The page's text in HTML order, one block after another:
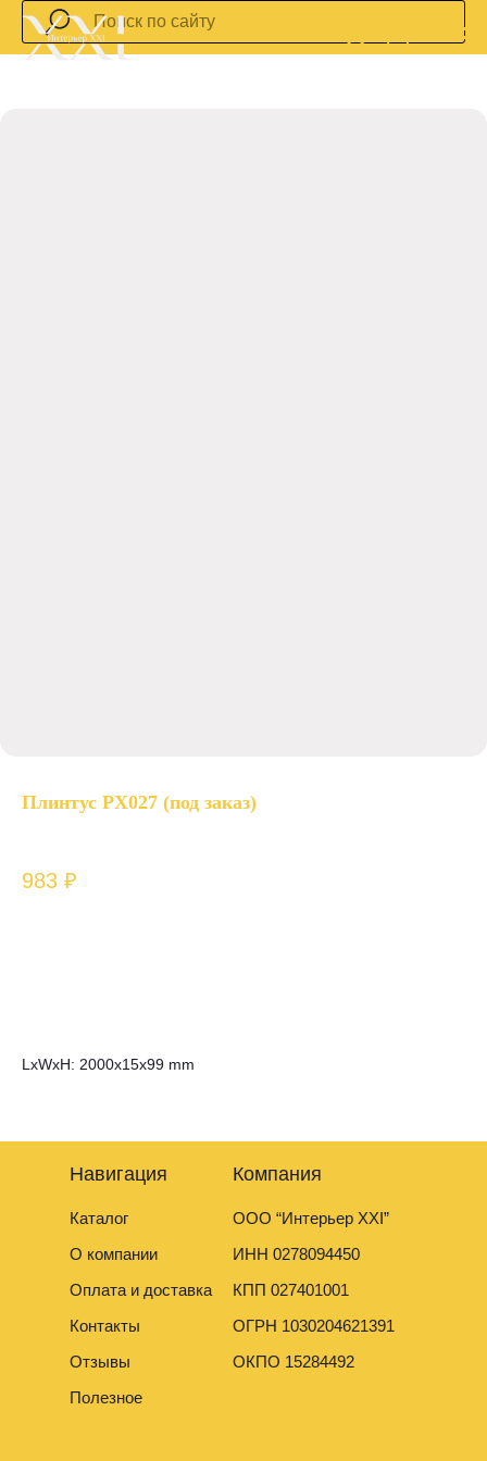
Плинтус PX027 (под заказ)
983 ₽
LxWxH: 2000x15x99 mm
Навигация
Каталог
О компании
Оплата и доставка
Контакты
Отзывы
Полезное
Компания
ООО “Интерьер XXI”
ИНН 0278094450
КПП 027401001
ОГРН 1030204621391
ОКПО 15284492